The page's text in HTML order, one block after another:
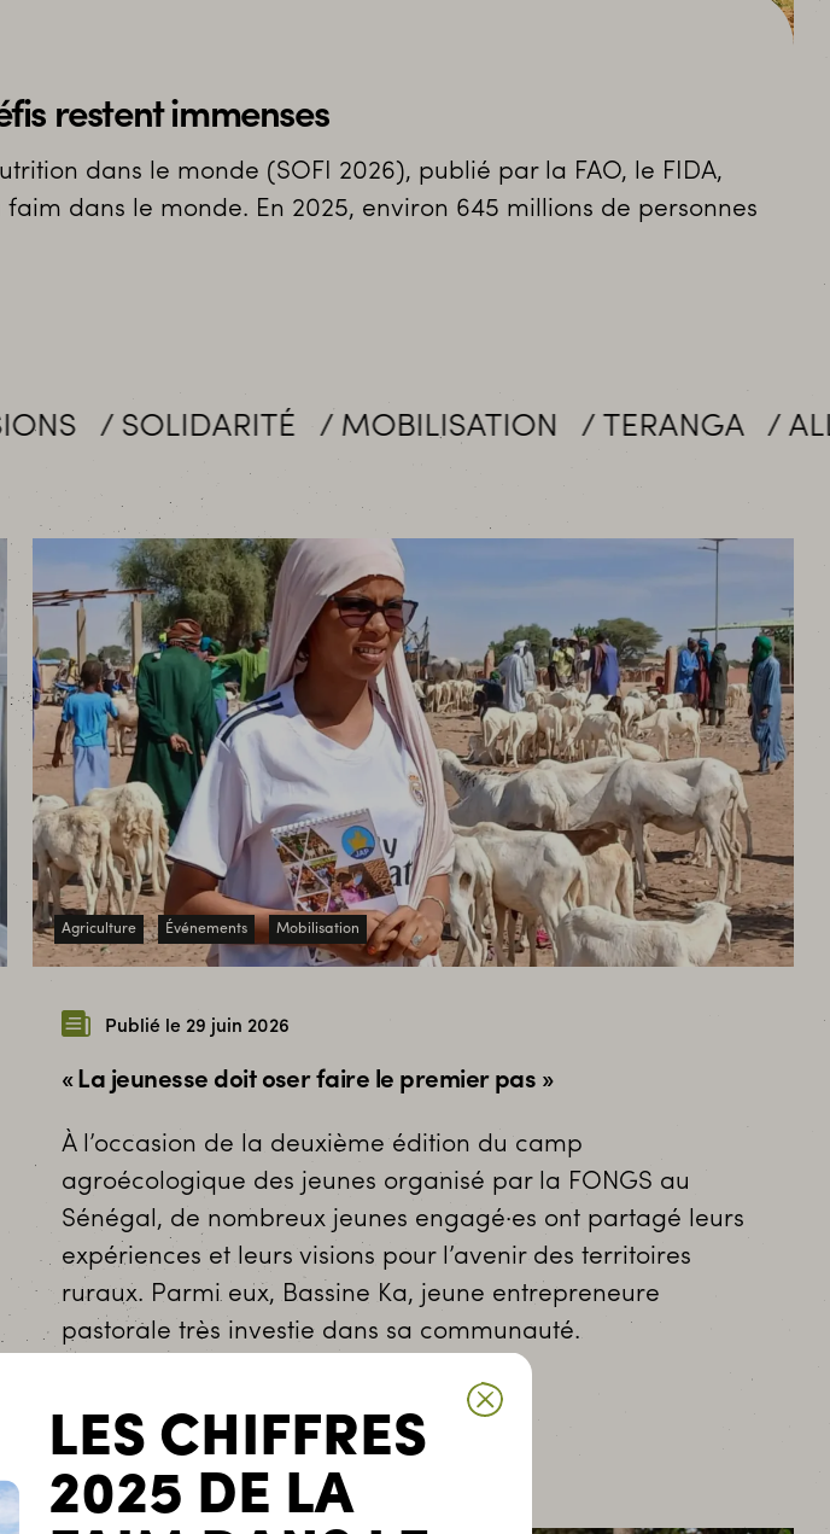
restent immenses
dans le monde (SOFI 2026), publié par la FAO, le FIDA,
dans le monde. En 2025, environ 645 millions de personnes
MOBILISATION TERANGA ALLIANCES
Agriculture Événements Mobilisation
Publié le 29 juin 2026
« La jeunesse doit oser faire le premier pas »
À l’occasion de la deuxième édition du camp
agroécologique des jeunes organisé par la FONGS au
Sénégal, de nombreux jeunes engagé·es ont partagé leurs
expériences et leurs visions pour l’avenir des territoires
ruraux. Parmi eux, Bassine Ka, jeune entrepreneure
pastorale très investie dans sa communauté.
LES CHIFFRES
2025 DE LA